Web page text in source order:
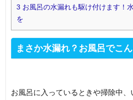
3 お風呂の水漏れも駆け付けます！
を
まさか水漏れ？お風呂でこ
お風呂に入っているときや掃除中